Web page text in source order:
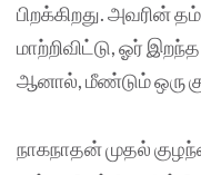
பிறக்கிறது. அவரின்
மாற்றிவிட்டு, ஓர்
ஆனால், மீண்டும் ஒரு
நாகநாதன் முதல்